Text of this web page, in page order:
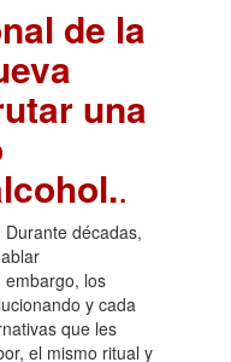
de la
una
.
décadas,
embargo, los
y cada
que les
el mismo ritual y